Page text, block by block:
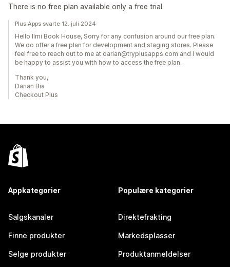
There is no free plan available only a free trial.
Plus Apps svarte 12. juli 2024
Hello llmi Book House, Sorry for any confusion around our free plan.
We do offer a free plan for development and staging stores. Please
feel free to reach out to me at darian@tryplusapps.com and I would
be happy to assist you with how to access the free plan.
Thank you,
Darian Bia
Checkout Plus
Appkategorier
Salgskanaler
Finne produkter
Selge produkter
Populære kategorier
Direktefrakting
Markedsplasser
Produktanmeldelser